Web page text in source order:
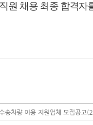
원 채용 최종 합격자
송차량 이용 지원업체 모집공고